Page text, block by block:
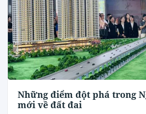
Những điểm đột phá trong
mới về đất đai